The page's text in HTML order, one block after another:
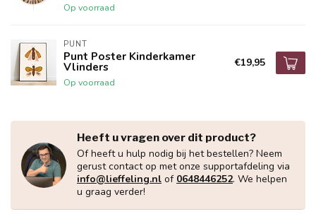
Op voorraad
PUNT
Punt Poster Kinderkamer
Vlinders
Op voorraad
€19,95
Heeft u vragen over dit product?
Of heeft u hulp nodig bij het bestellen? Neem
gerust contact op met onze supportafdeling via
info@lieffeling.nl of 0648446252. We helpen
u graag verder!